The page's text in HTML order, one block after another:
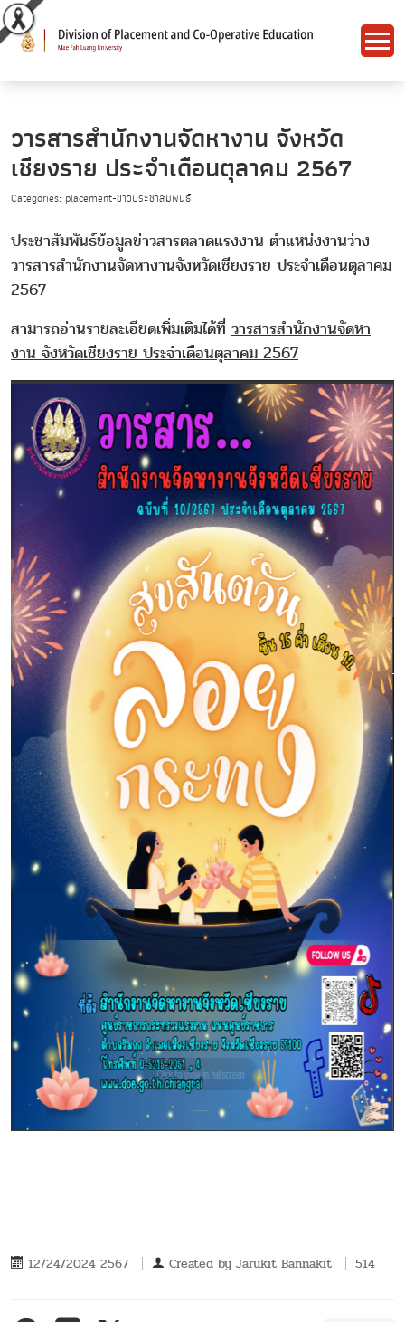
วารสารสำนักงานจัดหางาน จังหวัด
เชียงราย ประจำเดือนตุลาคม 2567
Categories: placement-ข่าวประชาสัมพันธ์
ประชาสัมพันธ์ข้อมูลข่าวสารตลาดแรงงาน ตำแหน่งงานว่าง
วารสารสำนักงานจัดหางานจังหวัดเชียงราย ประจำเดือนตุลาคม
2567
สามารถอ่านรายละเอียดเพิ่มเติมได้ที่ วารสารสำนักงานจัดหา
งาน จังหวัดเชียงราย ประจำเดือนตุลาคม 2567
12/24/2024 2567 Created by Jarukit Bannakit 514